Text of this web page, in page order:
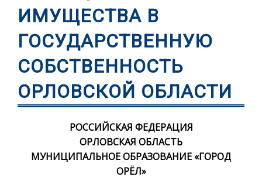
ИМУЩЕСТВА В
ГОСУДАРСТВЕННУЮ
СОБСТВЕННОСТЬ
ОРЛОВСКОЙ ОБЛАСТИ
РОССИЙСКАЯ ФЕДЕРАЦИЯ
ОРЛОВСКАЯ ОБЛАСТЬ
МУНИЦИПАЛЬНОЕ ОБРАЗОВАНИЕ «ГОРОД
ОРЁЛ»